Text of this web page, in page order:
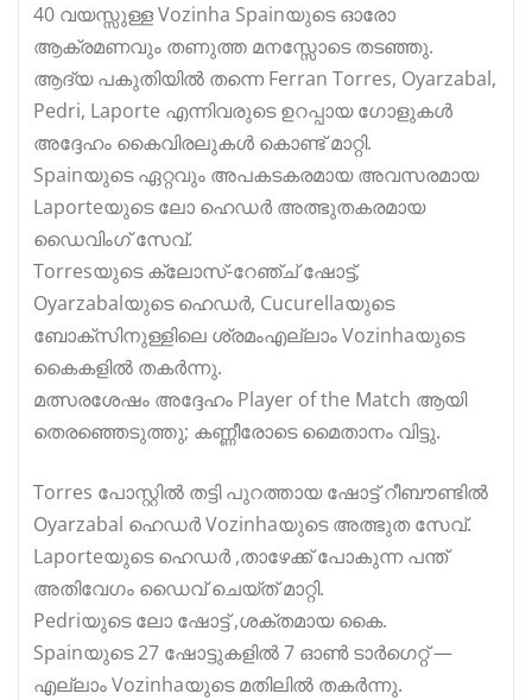
40 വയസ്സുള്ള Vozinha Spainയുടെ ഓരോ
ആക്രമണവും തണുത്ത മനസ്സോടെ തടഞ്ഞു.
ആദ്യ പകുതിയിൽ തന്നെ Ferran Torres, Oyarzabal,
Pedri, Laporte എന്നിവരുടെ ഉറപ്പായ ഗോളുകൾ
അദ്ദേഹം കൈവിരലുകൾ കൊണ്ട് മാറ്റി.
Spainയുടെ ഏറ്റവും അപകടകരമായ അവസരമായ
Laporteയുടെ ലോ ഹെഡർ അത്ഭുതകരമായ
ഡൈവിംഗ് സേവ്.
Torresയുടെ ക്ലോസ്-റേഞ്ച് ഷോട്ട്,
Oyarzabalയുടെ ഹെഡർ, Cucurellaയുടെ
ബോക്സിനുള്ളിലെ ശ്രമംഎല്ലാം Vozinhaയുടെ
കൈകളിൽ തകർന്നു.
മത്സരശേഷം അദ്ദേഹം Player of the Match ആയി
തെരഞ്ഞെടുത്തു; കണ്ണീരോടെ മൈതാനം വിട്ടു.
Torres പോസ്റ്റിൽ തട്ടി പുറത്തായ ഷോട്ട് റീബൗണ്ടിൽ
Oyarzabal ഹെഡർ Vozinhaയുടെ അത്ഭുത സേവ്.
Laporteയുടെ ഹെഡർ ,താഴേക്ക് പോകുന്ന പന്ത്
അതിവേഗം ഡൈവ് ചെയ്ത് മാറ്റി.
Pedriയുടെ ലോ ഷോട്ട് ,ശക്തമായ കൈ.
Spainയുടെ 27 ഷോട്ടുകളിൽ 7 ഓൺ ടാർഗെറ്റ് —
എല്ലാം Vozinhaയുടെ മതിലിൽ തകർന്നു.